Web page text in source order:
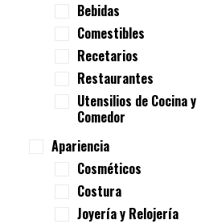
Bebidas
Comestibles
Recetarios
Restaurantes
Utensilios de Cocina y
Comedor
Apariencia
Cosméticos
Costura
Joyería y Relojería